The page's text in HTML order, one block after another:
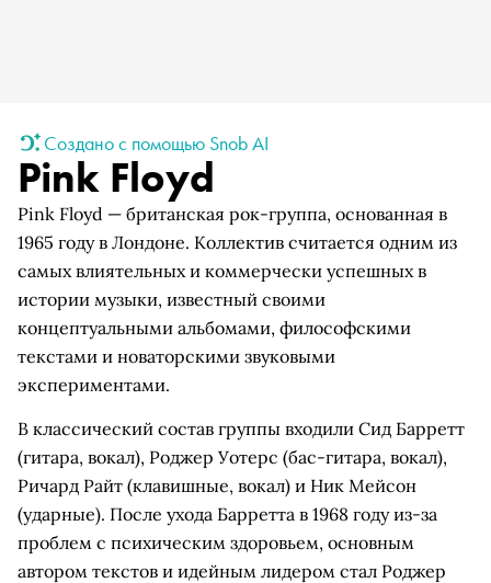
Создано с помощью Snob AI
Pink Floyd
Pink Floyd — британская рок-группа, основанная в
1965 году в Лондоне. Коллектив считается одним из
самых влиятельных и коммерчески успешных в
истории музыки, известный своими
концептуальными альбомами, философскими
текстами и новаторскими звуковыми
экспериментами.
В классический состав группы входили Сид Барретт
(гитара, вокал), Роджер Уотерс (бас-гитара, вокал),
Ричард Райт (клавишные, вокал) и Ник Мейсон
(ударные). После ухода Барретта в 1968 году из-за
проблем с психическим здоровьем, основным
автором текстов и идейным лидером стал Роджер